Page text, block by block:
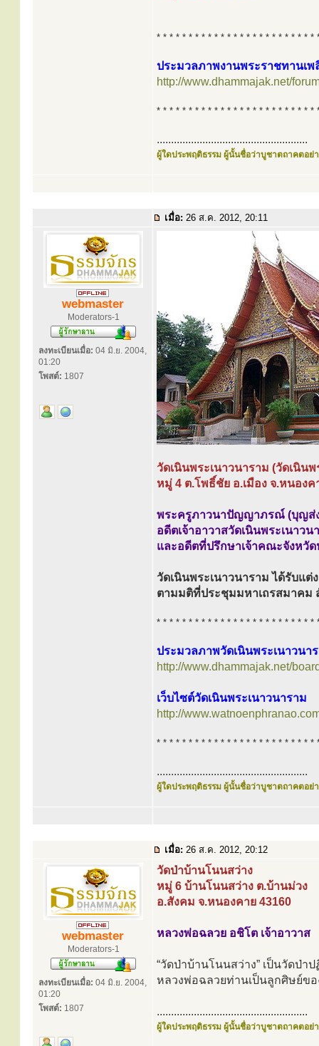
* * * * * * * * * * * * * * * * * * * * * * * * *
ประมวลภาพงานพระราชทานเ
http://www.dhammajak.net/
* * * * * * * * * * * * * * * * * * * * * * * * *
.....................................................
ผู้ใดประพฤติธรรม ผู้นั้นชื่อว่าบูชาตถาคตอย่า
เมื่อ: 26 ส.ค. 2012, 20:11
webmaster
Moderators-1
ลงทะเบียนเมื่อ: 04 มิ.ย. 2004,
01:20
โพสต์: 1807
วัดเนินพระเนาวนาราม (วัดเนินพ
หมู่ 4 ต.โพธิ์ชัย อ.เมือง จ.หนองค
พระครูภาวนาปัญญาภรณ์ (บุญส่
อดีตเจ้าอาวาสวัดเนินพระเนาวน
และอดีตที่ปรึกษาเจ้าคณะจังหวั
วัดเนินพระเนาวนาราม ได้รับแ
ตามมติที่ประชุมมหาเถรสมาคม
* * * * * * * * * * * * * * * * * * * * * * * * *
ประมวลภาพวัดเนินพระเนาวนา
http://www.dhammajak.net/
เว็บไซต์วัดเนินพระเนาวนาราม
http://
* * * * * * * * * * * * * * * * * * * * * * * * *
.....................................................
ผู้ใดประพฤติธรรม ผู้นั้นชื่อว่าบูชาตถาคตอย่า
เมื่อ: 26 ส.ค. 2012, 20:12
webmaster
Moderators-1
ลงทะเบียนเมื่อ: 04 มิ.ย. 2004,
01:20
โพสต์: 1807
วัดป่าบ้านโนนสว่าง
หมู่ 6 บ้านโนนสว่าง ต.บ้านม่วง
อ.สังคม จ.หนองคาย 43160
หลวงพ่อฉลวย อชิโต เจ้าอาวาส
“วัดป่าบ้านโนนสว่าง” เป็นวัดป่
หลวงพ่อฉลวยท่านเป็นลูกศิษย์ขอ
.....................................................
ผู้ใดประพฤติธรรม ผู้นั้นชื่อว่าบูชาตถาคตอย่า